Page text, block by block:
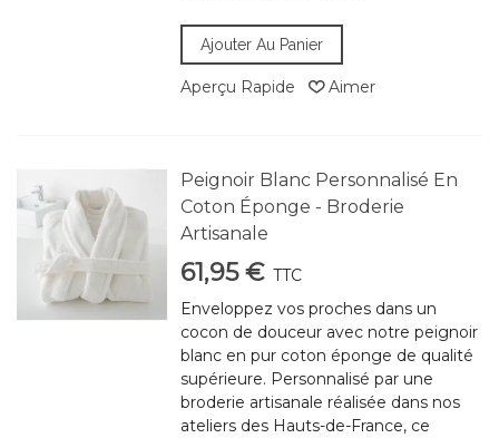
Ajouter Au Panier
Aperçu Rapide Aimer
Peignoir Blanc Personnalisé En
Coton Éponge - Broderie
Artisanale
61,95 € TTC
Enveloppez vos proches dans un
cocon de douceur avec notre peignoir
blanc en pur coton éponge de qualité
supérieure. Personnalisé par une
broderie artisanale réalisée dans nos
ateliers des Hauts-de-France, ce